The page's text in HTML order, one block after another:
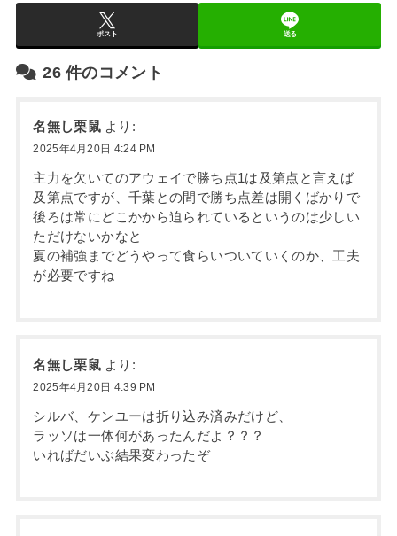
ポスト 送る
26件のコメント
名無し栗鼠 より:
2025年4月20日 4:24 PM
主力を欠いてのアウェイで勝ち点1は及第点と言えば
及第点ですが、千葉との間で勝ち点差は開くばかりで
後ろは常にどこかから迫られているというのは少しい
ただけないかなと
夏の補強までどうやって食らいついていくのか、工夫
が必要ですね
名無し栗鼠 より:
2025年4月20日 4:39 PM
シルバ、ケンユーは折り込み済みだけど、
ラッソは一体何があったんだよ？？？
いればだいぶ結果変わったぞ